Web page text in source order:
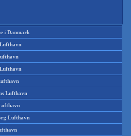
i Danmark
Lufthavn
Lufthavn